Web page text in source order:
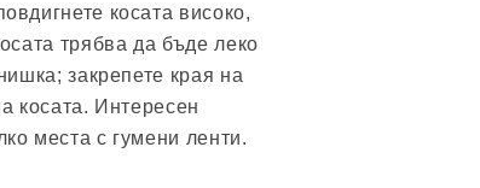
косата високо,
трябва да бъде леко
закрепете края на
косата. Интересен
места с гумени ленти.